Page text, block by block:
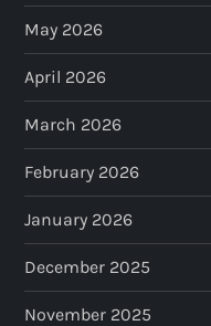
May 2026
April 2026
March 2026
February 2026
January 2026
December 2025
November 2025